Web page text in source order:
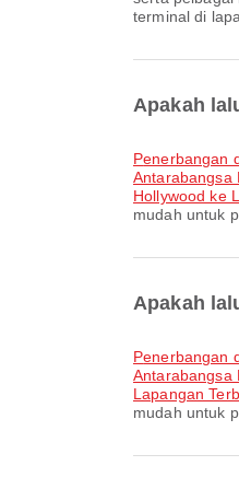
terminal di
Apakah
Antarabangsa
Hollywood ke
mudah untuk
Apakah
Antarabangsa
Lapangan
mudah untuk